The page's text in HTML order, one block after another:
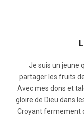
Je suis un jeune
partager les fruits
Avec mes dons et
gloire de Dieu dans
Croyant fermement